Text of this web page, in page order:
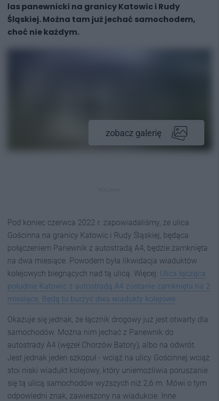
las panewnicki na granicy Katowic i Rudy
Śląskiej. Można tam już jechać samochodem,
choć nie każdym.
zobacz galerię
Pod koniec czerwca 2022 r. zapowiadaliśmy, że ulica
Gościnna na granicy Katowic i Rudy Śląskiej, będąca
połączeniem Panewnik z autostradą A4, będzie zamknięta
na dwa miesiące. Powodem była likwidacja wiaduktów
kolejowych biegnących nad tą ulicą. Więcej: Ulica łącząca
południe Katowic z autostradą A4 zostanie zamknięta na 2
miesiące. Będą tu burzyć dwa wiadukty kolejowe
Okazuje się jednak, że łącznik drogowy już jest otwarty dla
samochodów. Można nim jechać z Panewnik do
autostrady A4 (węzeł Chorzów Batory), albo na odwrót.
Jest jednak jeden szkopuł - wciąż na ulicy Gościnnej wciąż
stoi niski wiadukt kolejowy, który uniemożliwia poruszanie
się tą ulicą samochodów wyższych niż 2,6 m. Mówi o tym
odpowiedni znak, zawieszony na wiadukcie. Inne